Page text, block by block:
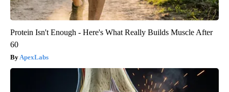
Protein Isn't Enough - Here's What Really Builds Muscle After
60
ApexLabs